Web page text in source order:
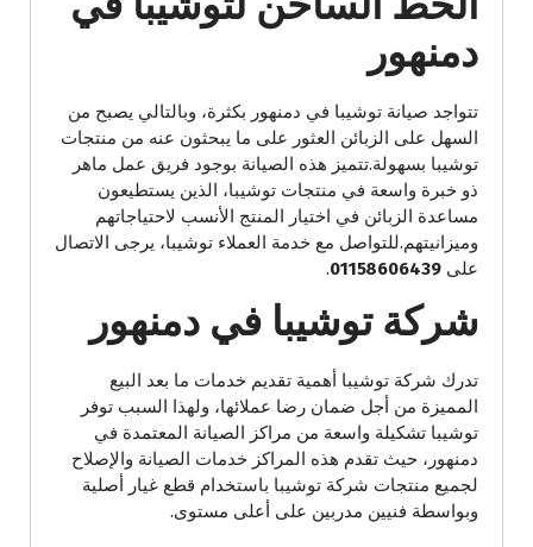
دمنهور
تتواجد صيانة توشيبا في دمنهور بكثرة، وبالتالي يصبح من
السهل على الزبائن العثور على ما يبحثون عنه من منتجات
توشيبا بسهولة.تتميز هذه الصيانة بوجود فريق عمل ماهر
ذو خبرة واسعة في منتجات توشيبا، الذين يستطيعون
مساعدة الزبائن في اختيار المنتج الأنسب لاحتياجاتهم
وميزانيتهم.للتواصل مع خدمة العملاء توشيبا، يرجى الاتصال
على 01158606439
.
شركة توشيبا في دمنهور
تدرك شركة توشيبا أهمية تقديم خدمات ما بعد البيع
المميزة من أجل ضمان رضا عملائها، ولهذا السبب توفر
توشيبا تشكيلة واسعة من مراكز الصيانة المعتمدة في
دمنهور، حيث تقدم هذه المراكز خدمات الصيانة والإصلاح
لجميع منتجات شركة توشيبا باستخدام قطع غيار أصلية
وبواسطة فنيين مدربين على أعلى مستوى.